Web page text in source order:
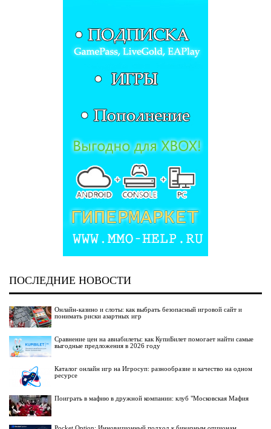
ПОСЛЕДНИЕ НОВОСТИ
Онлайн-казино и слоты: как выбрать безопасный игровой сайт и
понимать риски азартных игр
Сравнение цен на авиабилеты: как КупиБилет помогает найти самые
выгодные предложения в 2026 году
Каталог онлайн игр на Игросуп: разнообразие и качество на одном
ресурсе
Поиграть в мафию в дружной компании: клуб "Московская Мафия